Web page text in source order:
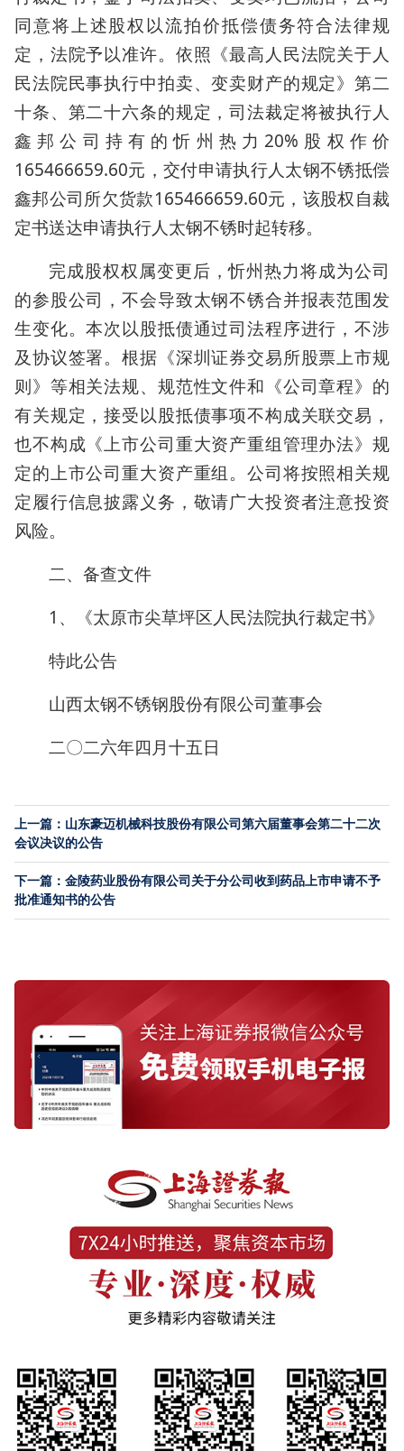
同意将上述股权以流拍价抵偿债务符合法律规
定，法院予以准许。依照《最高人民法院关于人
民法院民事执行中拍卖、变卖财产的规定》第二
十条、第二十六条的规定，司法裁定将被执行人
鑫邦公司持有的忻州热力20%股权作价
165466659.60元，交付申请执行人太钢不锈抵偿
鑫邦公司所欠货款165466659.60元，该股权自裁
定书送达申请执行人太钢不锈时起转移。
完成股权权属变更后，忻州热力将成为公司
的参股公司，不会导致太钢不锈合并报表范围发
生变化。本次以股抵债通过司法程序进行，不涉
及协议签署。根据《深圳证券交易所股票上市规
则》等相关法规、规范性文件和《公司章程》的
有关规定，接受以股抵债事项不构成关联交易，
也不构成《上市公司重大资产重组管理办法》规
定的上市公司重大资产重组。公司将按照相关规
定履行信息披露义务，敬请广大投资者注意投资
风险。
二、备查文件
1、《太原市尖草坪区人民法院执行裁定书》
特此公告
山西太钢不锈钢股份有限公司董事会
二〇二六年四月十五日
上一篇：山东豪迈机械科技股份有限公司第六届董事会第二十二次
会议决议的公告
下一篇：金陵药业股份有限公司关于分公司收到药品上市申请不予
批准通知书的公告